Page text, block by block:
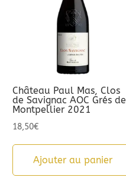
Château Paul Mas, Clos
de Savignac AOC Grés de
Montpellier 2021
18,50€
Ajouter au panier